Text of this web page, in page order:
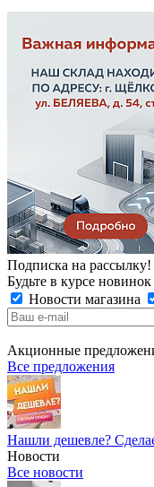
Подписка на рассылку!
Будьте в курсе
Новости магазина
Акционные
Все предложения
Нашли дешевле?
Новости
Все новости